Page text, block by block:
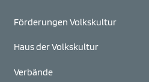
Förderungen Volkskultur
Haus der Volkskultur
Verbände